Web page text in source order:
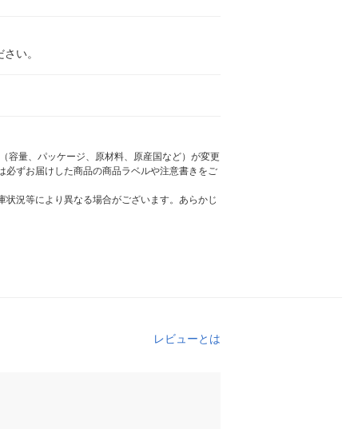
い。
容量、パッケージ、原材料、原産国など）が変更
ずお届けした商品の商品ラベルや注意書きをご
況等により異なる場合がございます。あらかじ
レビューとは